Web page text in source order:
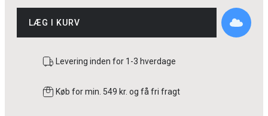
LÆG I KURV
Levering inden for 1-3 hverdage
Køb for min. 549 kr. og få fri fragt